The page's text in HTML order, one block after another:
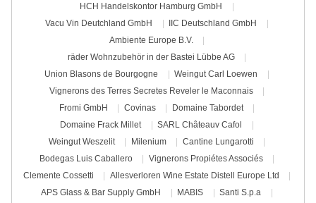
HCH Handelskontor Hamburg GmbH
Vacu Vin Deutchland GmbH
IIC Deutschland GmbH
Ambiente Europe B.V.
räder Wohnzubehör in der Bastei Lübbe AG
Union Blasons de Bourgogne
Weingut Carl Loewen
Vignerons des Terres Secretes Reveler le Maconnais
Fromi GmbH
Covinas
Domaine Tabordet
Domaine Frack Millet
SARL Châteauv Cafol
Weingut Weszelit
Milenium
Cantine Lungarotti
Bodegas Luis Caballero
Vignerons Propiétes Associés
Clemente Cossetti
Allesverloren Wine Estate Distell Europe Ltd
APS Glass & Bar Supply GmbH
MABIS
Santi S.p.a